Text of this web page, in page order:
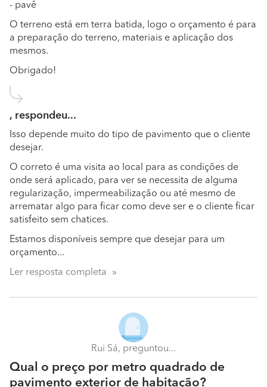
- pavê
O terreno está em terra batida, logo o orçamento é para
a preparação do terreno, materiais e aplicação dos
mesmos.
Obrigado!
, respondeu...
Isso depende muito do tipo de pavimento que o cliente
desejar.
O correto é uma visita ao local para as condições de
onde será aplicado, para ver se necessita de alguma
regularização, impermeabilização ou até mesmo de
arrematar algo para ficar como deve ser e o cliente ficar
satisfeito sem chatices.
Estamos disponíveis sempre que desejar para um
orçamento...
Ler resposta completa
Rui Sá, preguntou...
Qual o preço por metro quadrado de
pavimento exterior de habitação?